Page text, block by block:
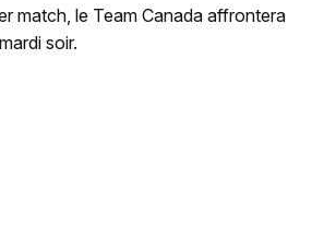
match, le Team Canada affrontera
soir.